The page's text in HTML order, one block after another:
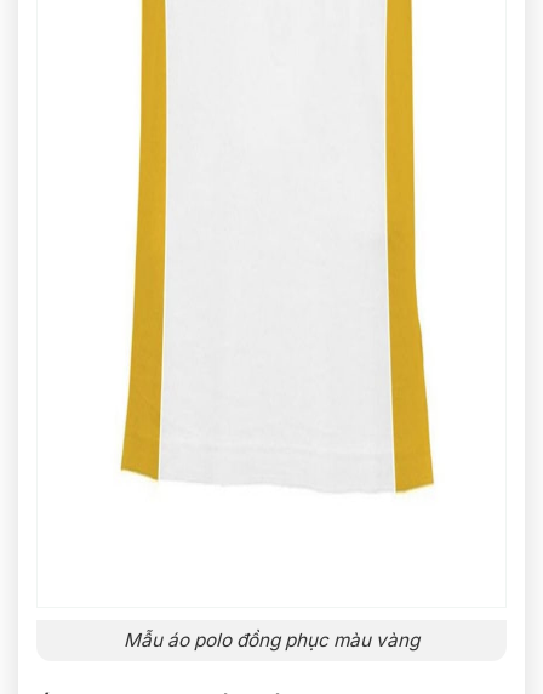
Mẫu áo polo đồng phục màu vàng